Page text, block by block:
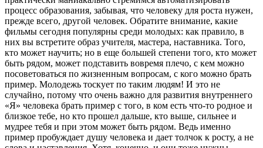
процесс образования, забывая, что человеку для роста нужен,
прежде всего, другой человек. Обратите внимание, какие
фильмы сегодня популярны среди молодых: как правило, в
них вы встретите образ учителя, мастера, наставника. Того,
кто может научить; но в еще большей степени того, кто может
быть рядом, может подставить вовремя плечо, с кем можно
посоветоваться по жизненным вопросам, с кого можно брать
пример. Молодежь тоскует по таким людям! И это не
случайно, потому что очень важно для развития внутреннего
«Я» человека брать пример с того, в ком есть что-то родное и
близкое тебе, но кто прошел дальше, кто выше, сильнее и
мудрее тебя и при этом может быть рядом. Ведь именно
пример пробуждает душу человека и дает толчок к росту, а не